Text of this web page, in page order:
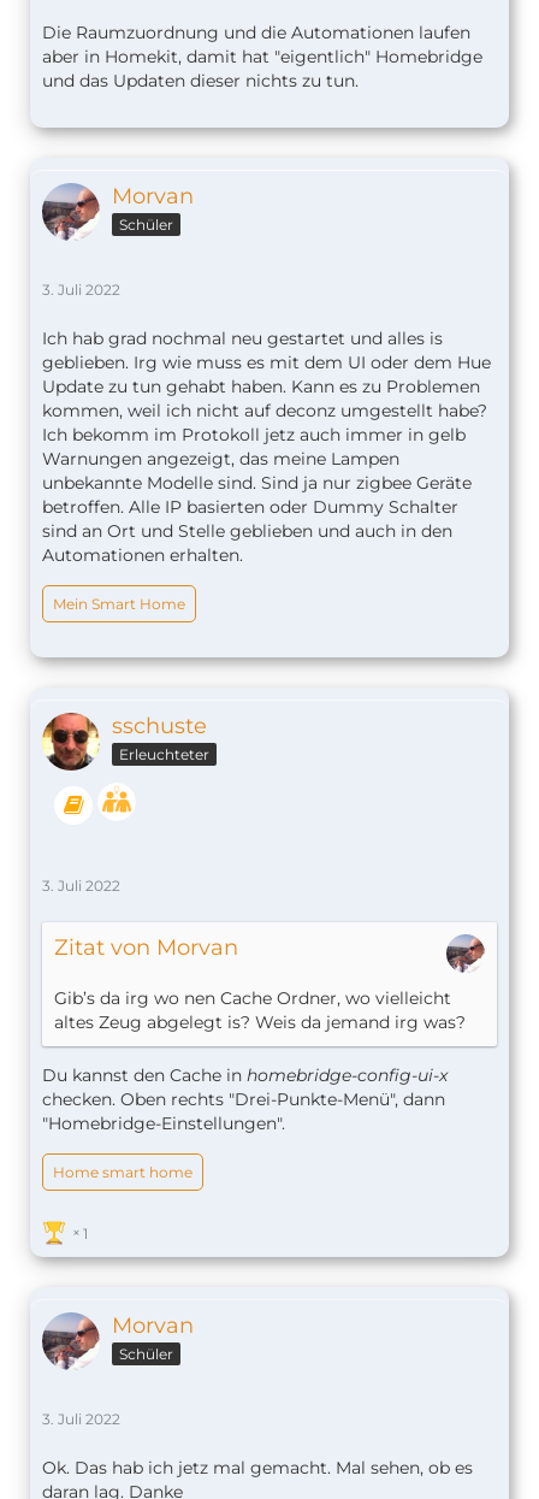
Die Raumzuordnung und die Automationen laufen
aber in Homekit, damit hat "eigentlich" Homebridge
und das Updaten dieser nichts zu tun.
Morvan
Schüler
3. Juli 2022
Ich hab grad nochmal neu gestartet und alles is
geblieben. Irg wie muss es mit dem UI oder dem Hue
Update zu tun gehabt haben. Kann es zu Problemen
kommen, weil ich nicht auf deconz umgestellt habe?
Ich bekomm im Protokoll jetz auch immer in gelb
Warnungen angezeigt, das meine Lampen
unbekannte Modelle sind. Sind ja nur zigbee Geräte
betroffen. Alle IP basierten oder Dummy Schalter
sind an Ort und Stelle geblieben und auch in den
Automationen erhalten.
Mein Smart Home
sschuste
Erleuchteter
3. Juli 2022
Zitat von Morvan
Gib’s da irg wo nen Cache Ordner, wo vielleicht
altes Zeug abgelegt is? Weis da jemand irg was?
Du kannst den Cache in homebridge-config-ui-x
checken. Oben rechts "Drei-Punkte-Menü", dann
"Homebridge-Einstellungen".
Home smart home
1
Morvan
Schüler
3. Juli 2022
Ok. Das hab ich jetz mal gemacht. Mal sehen, ob es
daran lag. Danke